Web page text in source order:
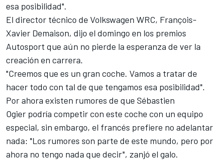
esa posibilidad".
El director técnico de Volkswagen WRC, François-
Xavier Demaison, dijo el domingo en los premios
Autosport que aún no pierde la esperanza de ver la
creación en carrera.
"Creemos que es un gran coche. Vamos a tratar de
hacer todo con tal de que tengamos esa posibilidad".
Por ahora existen rumores de que Sébastien
Ogier podría competir con este coche con un equipo
especial, sin embargo, el francés prefiere no adelantar
nada: "Los rumores son parte de este mundo, pero por
ahora no tengo nada que decir", zanjó el galo.